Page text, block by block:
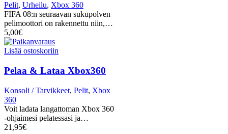
Pelit, Urheilu, Xbox 360
FIFA 08:n seuraavan sukupolven
pelimoottori on rakennettu niin,…
5,00€
Lisää ostoskoriin
Pelaa & Lataa Xbox360
Konsoli / Tarvikkeet, Pelit, Xbox
360
Voit ladata langattoman Xbox 360
-ohjaimesi pelatessasi ja…
21,95€